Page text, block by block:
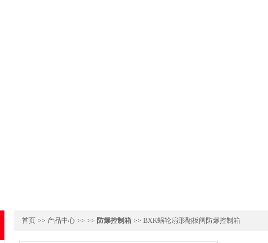
首页 >> 产品中心 >> >> 防爆控制箱 >> BXK蜗轮扇形翻板阀防爆控制箱